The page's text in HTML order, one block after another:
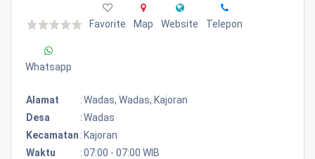
Favorite Map Website Telepon
Whatsapp
Alamat :Wadas, Wadas, Kajoran
Desa
:Wadas
Kecamatan : Kajoran
Waktu
:07:00 - 07:00 WIB